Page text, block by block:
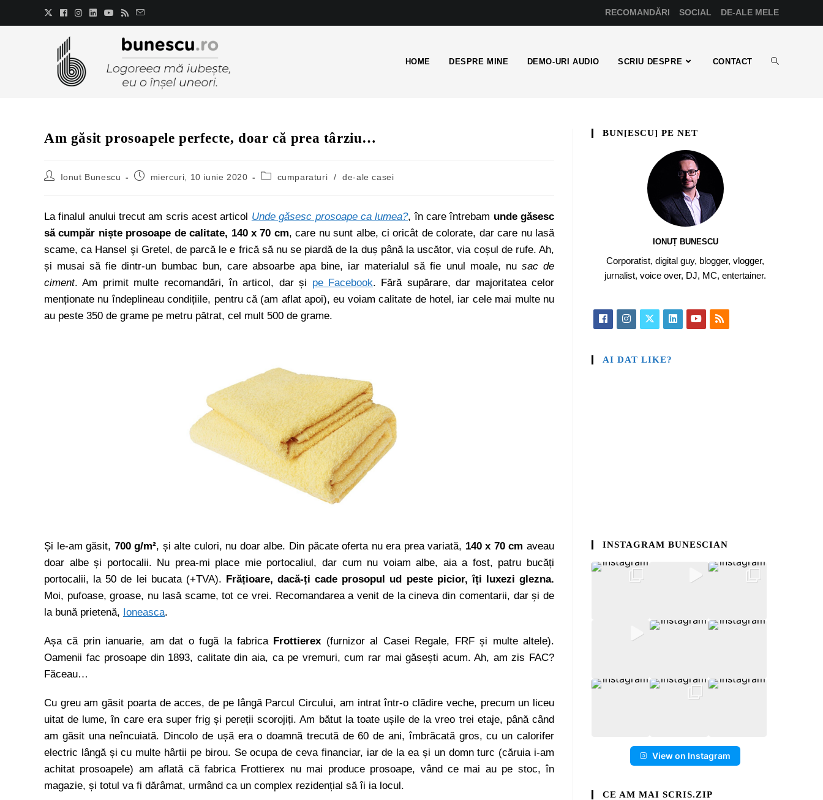
RECOMANDĂRI SOCIAL DE-ALE MELE
HOME DESPRE MINE DEMO-URI AUDIO SCRIU DESPRE CONTACT
Am găsit prosoapele perfecte, doar că prea târziu…
Ionut Bunescu miercuri, 10 iunie 2020 cumparaturi / de-ale casei
La finalul anului trecut am scris acest articol Unde găsesc prosoape ca lumea?, în care întrebam unde găsesc
să cumpăr niște prosoape de calitate, 140 x 70 cm, care nu sunt albe, ci oricât de colorate, dar care nu lasă
scame, ca Hansel şi Gretel, de parcă le e frică să nu se piardă de la duș până la uscător, via coșul de rufe. Ah,
și musai să fie dintr-un bumbac bun, care absoarbe apa bine, iar materialul să fie unul moale, nu sac de
ciment. Am primit multe recomandări, în articol, dar și pe Facebook. Fără supărare, dar majoritatea celor
menționate nu îndeplineau condițiile, pentru că (am aflat apoi), eu voiam calitate de hotel, iar cele mai multe nu
au peste 350 de grame pe metru pătrat, cel mult 500 de grame.
Și le-am găsit, 700 g/m², și alte culori, nu doar albe. Din păcate oferta nu era prea variată, 140 x 70 cm aveau
doar albe și portocalii. Nu prea-mi place mie portocaliul, dar cum nu voiam albe, aia a fost, patru bucăți
portocalii, la 50 de lei bucata (+TVA). Frățioare, dacă-ți cade prosopul ud peste picior, îți luxezi glezna.
Moi, pufoase, groase, nu lasă scame, tot ce vrei. Recomandarea a venit de la cineva din comentarii, dar și de
la bună prietenă, Ioneasca.
Așa că prin ianuarie, am dat o fugă la fabrica Frottierex (furnizor al Casei Regale, FRF și multe altele).
Oamenii fac prosoape din 1893, calitate din aia, ca pe vremuri, cum rar mai găsești acum. Ah, am zis FAC?
Făceau…
Cu greu am găsit poarta de acces, de pe lângă Parcul Circului, am intrat într-o clădire veche, precum un liceu
uitat de lume, în care era super frig și pereții scorojiți. Am bătut la toate ușile de la vreo trei etaje, până când
am găsit una neîncuiată. Dincolo de ușă era o doamnă trecută de 60 de ani, îmbrăcată gros, cu un calorifer
electric lângă și cu multe hârtii pe birou. Se ocupa de ceva financiar, iar de la ea și un domn turc (căruia i-am
achitat prosoapele) am aflată că fabrica Frottierex nu mai produce prosoape, vând ce mai au pe stoc, în
magazie, și totul va fi dărâmat, urmând ca un complex rezidențial să îi ia locul.
BUN[ESCU] PE NET
IONUȚ BUNESCU
Corporatist, digital guy, blogger, vlogger,
jurnalist, voice over, DJ, MC, entertainer.
AI DAT LIKE?
INSTAGRAM BUNESCIAN
View on Instagram
CE AM MAI SCRIS.ZIP